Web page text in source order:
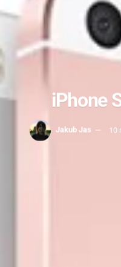
iPhone
Jakub Jas 10